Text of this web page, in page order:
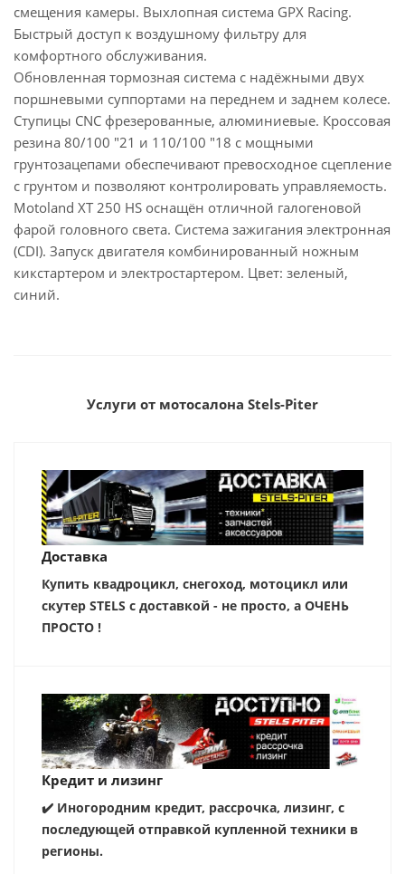
смещения камеры. Выхлопная система GPX Racing.
Быстрый доступ к воздушному фильтру для
комфортного обслуживания.
Обновленная тормозная система с надёжными двух
поршневыми суппортами на переднем и заднем колесе.
Ступицы CNC фрезерованные, алюминиевые. Кроссовая
резина 80/100 "21 и 110/100 "18 с мощными
грунтозацепами обеспечивают превосходное сцепление
с грунтом и позволяют контролировать управляемость.
Motoland XT 250 HS оснащён отличной галогеновой
фарой головного света. Система зажигания электронная
(CDI). Запуск двигателя комбинированный ножным
кикстартером и электростартером. Цвет: зеленый,
синий.
Услуги от мотосалона Stels-Piter
Доставка
Купить квадроцикл, снегоход, мотоцикл или
скутер STELS с доставкой - не просто, а ОЧЕНЬ
ПРОСТО !
Кредит и лизинг
✔️ Иногородним кредит, рассрочка, лизинг, с
последующей отправкой купленной техники в
регионы.